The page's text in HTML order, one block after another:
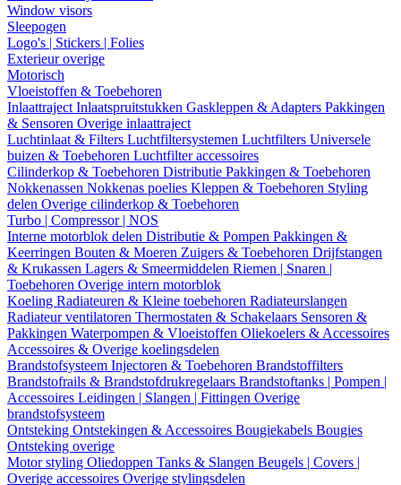
Window visors
Sleepogen
Logo's | Stickers | Folies
Exterieur overige
Motorisch
Vloeistoffen & Toebehoren
Inlaattraject Inlaatspruitstukken Gaskleppen & Adapters Pakkingen
& Sensoren Overige inlaattraject
Luchtinlaat & Filters Luchtfiltersystemen Luchtfilters Universele
buizen & Toebehoren Luchtfilter accessoires
Cilinderkop & Toebehoren Distributie Pakkingen & Toebehoren
Nokkenassen Nokkenas poelies Kleppen & Toebehoren Styling
delen Overige cilinderkop & Toebehoren
Turbo | Compressor | NOS
Interne motorblok delen Distributie & Pompen Pakkingen &
Keerringen Bouten & Moeren Zuigers & Toebehoren Drijfstangen
& Krukassen Lagers & Smeermiddelen Riemen | Snaren |
Toebehoren Overige intern motorblok
Koeling Radiateuren & Kleine toebehoren Radiateurslangen
Radiateur ventilatoren Thermostaten & Schakelaars Sensoren &
Pakkingen Waterpompen & Vloeistoffen Oliekoelers & Accessoires
Accessoires & Overige koelingsdelen
Brandstofsysteem Injectoren & Toebehoren Brandstoffilters
Brandstofrails & Brandstofdrukregelaars Brandstoftanks | Pompen |
Accessoires Leidingen | Slangen | Fittingen Overige
brandstofsysteem
Ontsteking Ontstekingen & Accessoires Bougiekabels Bougies
Ontsteking overige
Motor styling Oliedoppen Tanks & Slangen Beugels | Covers |
Overige accessoires Overige stylingsdelen